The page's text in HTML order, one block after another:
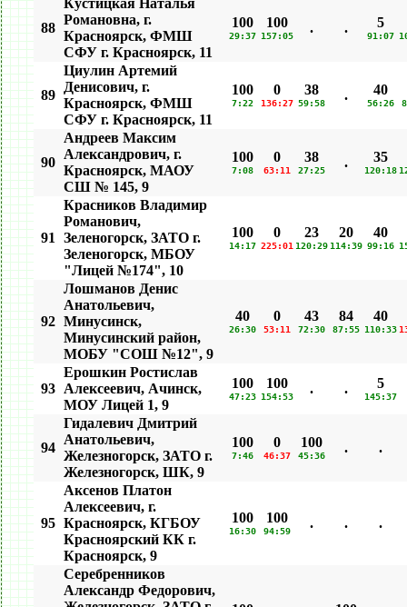
88
Кустицкая Наталья
Романовна, г.
Красноярск, ФМШ
СФУ г. Красноярск, 11
100
29:37
100
157:05
. . 5
91:07
89
Циулин Артемий
Денисович, г.
Красноярск, ФМШ
СФУ г. Красноярск, 11
100
7:22
0
136:27
38
59:58
. 40
56:26
90
Андреев Максим
Александрович, г.
Красноярск, МАОУ
СШ № 145, 9
100
7:08
0
63:11
38
27:25
. 35
120:18
91
Красников Владимир
Романович,
Зеленогорск, ЗАТО г.
Зеленогорск, МБОУ
"Лицей №174", 10
100
14:17
0
225:01
23
120:29
20
114:39
40
99:16
92
Лошманов Денис
Анатольевич,
Минусинск,
Минусинский район,
МОБУ "СОШ №12", 9
40
26:30
0
53:11
43
72:30
84
87:55
40
110:33
93
Ерошкин Ростислав
Алексеевич, Ачинск,
МОУ Лицей 1, 9
100
47:23
100
154:53
. . 5
145:37
94
Гидалевич Дмитрий
Анатольевич,
Железногорск, ЗАТО г.
Железногорск, ШК, 9
100
7:46
0
46:37
100
45:36
. .
95
Аксенов Платон
Алексеевич, г.
Красноярск, КГБОУ
Красноярский КК г.
Красноярск, 9
100
16:30
100
94:59
. . .
Серебренников
Александр Федорович,